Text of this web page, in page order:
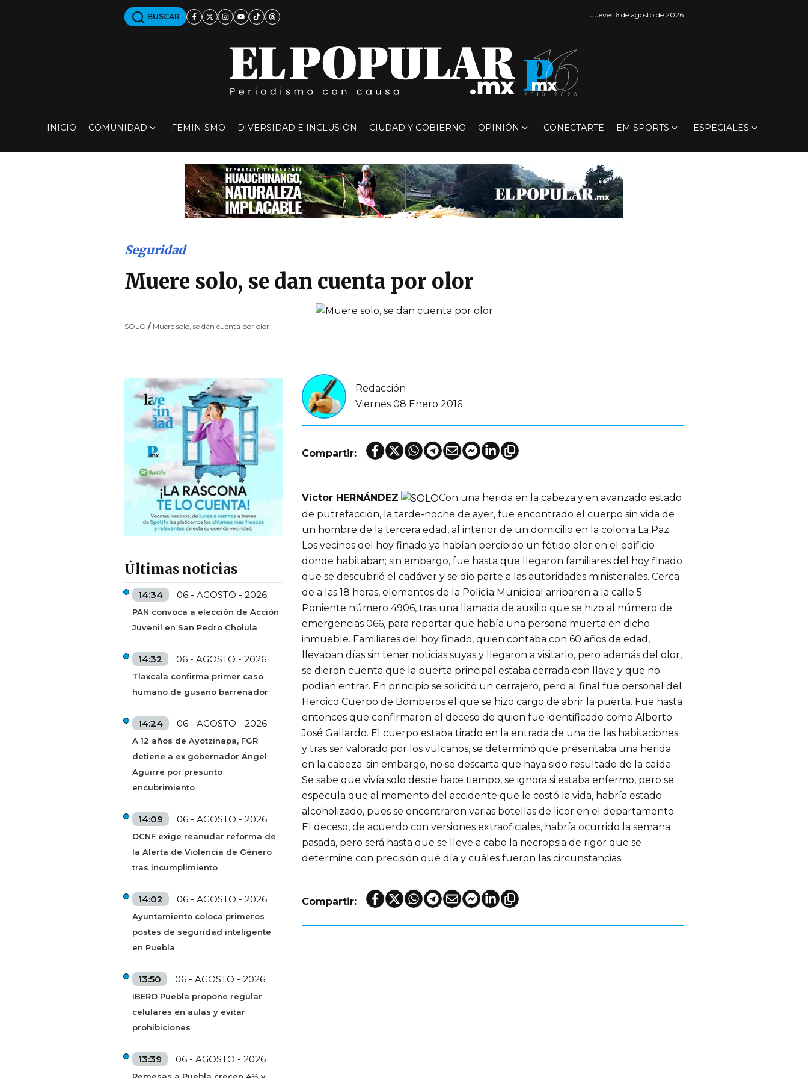
BUSCAR Jueves 6 de agosto de 2026
INICIO COMUNIDAD FEMINISMO DIVERSIDAD E INCLUSIÓN CIUDAD Y GOBIERNO OPINIÓN CONECTARTE EM SPORTS ESPECIALES
SOLO / Muere solo, se dan cuenta por olor
Seguridad
Muere solo, se dan cuenta por olor
Últimas noticias
14:34 06 - AGOSTO - 2026
PAN convoca a elección de Acción
Juvenil en San Pedro Cholula
14:32 06 - AGOSTO - 2026
Tlaxcala confirma primer caso
humano de gusano barrenador
14:24 06 - AGOSTO - 2026
A 12 años de Ayotzinapa, FGR
detiene a ex gobernador Ángel
Aguirre por presunto
encubrimiento
14:09 06 - AGOSTO - 2026
OCNF exige reanudar reforma de
la Alerta de Violencia de Género
tras incumplimiento
14:02 06 - AGOSTO - 2026
Ayuntamiento coloca primeros
postes de seguridad inteligente
en Puebla
13:50 06 - AGOSTO - 2026
IBERO Puebla propone regular
celulares en aulas y evitar
prohibiciones
13:39 06 - AGOSTO - 2026
Remesas a Puebla crecen 4% y
Redacción
Viernes 08 Enero 2016
Compartir:
Víctor HERNÁNDEZ
Con una herida en la cabeza y en avanzado estado
de putrefacción, la tarde-noche de ayer, fue encontrado el cuerpo sin vida de
un hombre de la tercera edad, al interior de un domicilio en la colonia La Paz.
Los vecinos del hoy finado ya habían percibido un fétido olor en el edificio
donde habitaban; sin embargo, fue hasta que llegaron familiares del hoy finado
que se descubrió el cadáver y se dio parte a las autoridades ministeriales. Cerca
de a las 18 horas, elementos de la Policía Municipal arribaron a la calle 5
Poniente número 4906, tras una llamada de auxilio que se hizo al número de
emergencias 066, para reportar que había una persona muerta en dicho
inmueble. Familiares del hoy finado, quien contaba con 60 años de edad,
llevaban días sin tener noticias suyas y llegaron a visitarlo, pero además del olor,
se dieron cuenta que la puerta principal estaba cerrada con llave y que no
podían entrar. En principio se solicitó un cerrajero, pero al final fue personal del
Heroico Cuerpo de Bomberos el que se hizo cargo de abrir la puerta. Fue hasta
entonces que confirmaron el deceso de quien fue identificado como Alberto
José Gallardo. El cuerpo estaba tirado en la entrada de una de las habitaciones
y tras ser valorado por los vulcanos, se determinó que presentaba una herida
en la cabeza; sin embargo, no se descarta que haya sido resultado de la caída.
Se sabe que vivía solo desde hace tiempo, se ignora si estaba enfermo, pero se
especula que al momento del accidente que le costó la vida, habría estado
alcoholizado, pues se encontraron varias botellas de licor en el departamento.
El deceso, de acuerdo con versiones extraoficiales, habría ocurrido la semana
pasada, pero será hasta que se lleve a cabo la necropsia de rigor que se
determine con precisión qué día y cuáles fueron las circunstancias.
Compartir: